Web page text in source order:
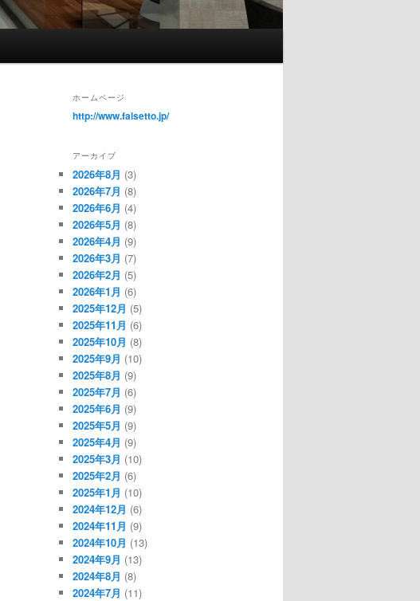
ホームページ
http://www.falsetto.jp/
アーカイブ
2026年8月 (3)
2026年7月 (8)
2026年6月 (4)
2026年5月 (8)
2026年4月 (9)
2026年3月 (7)
2026年2月 (5)
2026年1月 (6)
2025年12月 (5)
2025年11月 (6)
2025年10月 (8)
2025年9月 (10)
2025年8月 (9)
2025年7月 (6)
2025年6月 (9)
2025年5月 (9)
2025年4月 (9)
2025年3月 (10)
2025年2月 (6)
2025年1月 (10)
2024年12月 (6)
2024年11月 (9)
2024年10月 (13)
2024年9月 (13)
2024年8月 (8)
2024年7月 (11)